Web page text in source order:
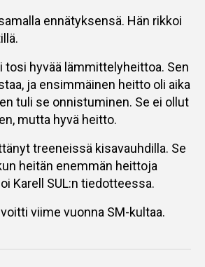
ennätyksensä. Hän rikkoi
tosi hyvää lämmittelyheittoa. Sen
ja ensimmäinen heitto oli aika
tuli se onnistuminen. Se ei ollut
mutta hyvä heitto.
treeneissä kisavauhdilla. Se
heitän enemmän heittoja
Karell SUL:n tiedotteessa.
viime vuonna SM-kultaa.